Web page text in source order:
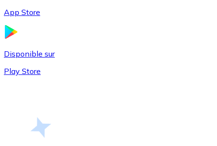
App Store
Disponible sur
Play Store